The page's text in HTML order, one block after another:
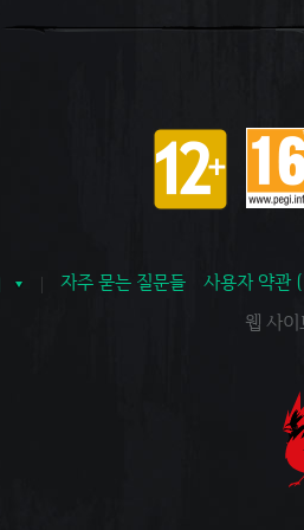
자주 묻는 질문들
사용자 약관
웹 사